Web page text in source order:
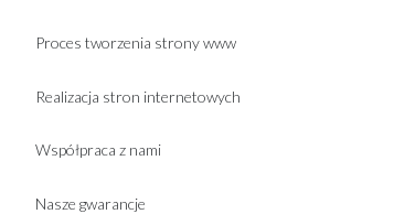
Proces tworzenia strony www
Realizacja stron internetowych
Współpraca z nami
Nasze gwarancje